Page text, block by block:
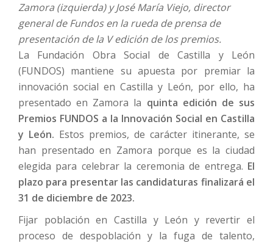
Zamora (izquierda) y José María Viejo, director
general de Fundos en la rueda de prensa de
presentación de la V edición de los premios.
La Fundación Obra Social de Castilla y León
(FUNDOS) mantiene su apuesta por premiar la
innovación social en Castilla y León, por ello, ha
presentado en Zamora la quinta edición de sus
Premios FUNDOS a la Innovación Social en Castilla
y León. Estos premios, de carácter itinerante, se
han presentado en Zamora porque es la ciudad
elegida para celebrar la ceremonia de entrega. El
plazo para presentar las candidaturas finalizará el
31 de diciembre de 2023.
Fijar población en Castilla y León y revertir el
proceso de despoblación y la fuga de talento,